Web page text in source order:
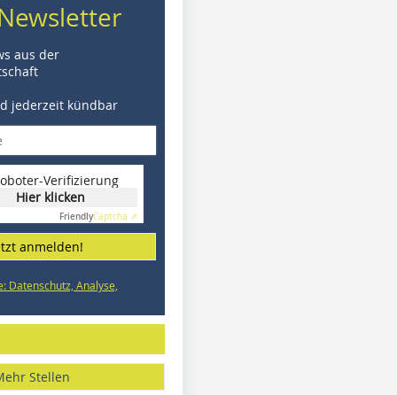
aus der
jederzeit kündbar
Verifizierung
Hier klicken
FriendlyCaptcha ⇗
anmelden!
Datenschutz, Analyse,
Stellen